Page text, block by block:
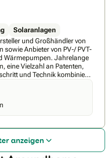
Solaranlagen
und Großhändler von
sowie Anbieter von PV-/ PVT-
Wärmepumpen. Jahrelange
eine Vielzahl an Patenten,
und Technik kombiniert
Kunden, haben EVO zu
• EVO gibt auf alle
zeichnet die hohe Qualität
werden regelmäßig
um die Qualität
Sorglos-Paket mit dem
ist im gesamten
anzeigen